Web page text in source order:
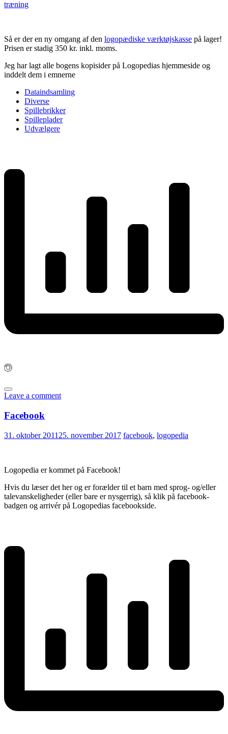
træning
Så er der en ny omgang af den logopædiske værktøjskasse på lager!
Prisen er stadig 350 kr. inkl. moms.
Jeg har lagt alle bogens kopisider på Logopedias hjemmeside og
inddelt dem i emnerne
Dataindsamling
Diverse
Spillebrikker
Spilleplader
Udvælgere
Leave a comment
Facebook
31. oktober 2011 25. november 2017 facebook, logopedia
Logopedia er kommet på Facebook!
Hvis du læser det her og er forælder til et barn med sprog- og/eller
talevanskeligheder (eller bare er nysgerrig), så klik på facebook-
badgen og arrivér på Logopedias facebookside.